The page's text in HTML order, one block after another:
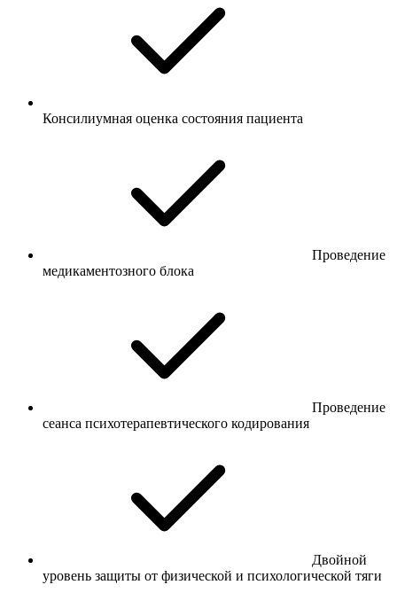
Консилиумная оценка состояния пациента
Проведение
медикаментозного блока
Проведение
сеанса психотерапевтического кодирования
Двойной
уровень защиты от физической и психологической тяги